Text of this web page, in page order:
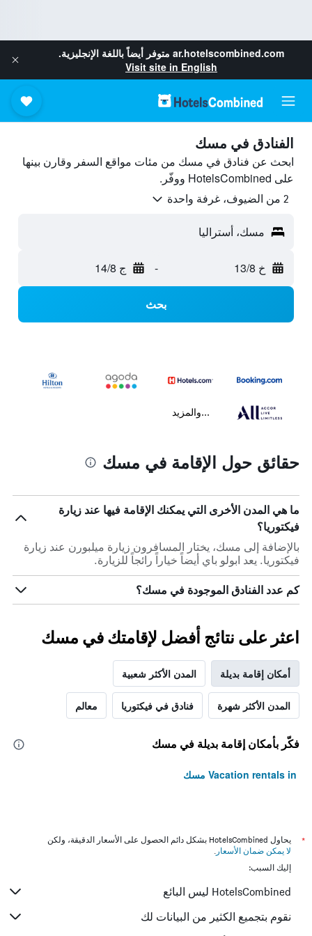
ar.hotelscombined.com متوفر أيضاً باللغة الإنجليزية.
Visit site in English
الفنادق في مسك
ابحث عن فنادق في مسك من مئات مواقع السفر وقارن بينها
على HotelsCombined ووفّر.
2 من الضيوف، غرفة واحدة
مسك، أستراليا
خ 13/8 - ج 14/8
بحث
...والمزيد
حقائق حول الإقامة في مسك
ما هي المدن الأخرى التي يمكنك الإقامة فيها عند زيارة
فيكتوريا؟
بالإضافة إلى مسك، يختار المسافرون زيارة ميلبورن عند زيارة
فيكتوريا. يعد ابولو باي أيضاً خياراً رائجاً للزيارة.
كم عدد الفنادق الموجودة في مسك؟
اعثر على نتائج أفضل لإقامتك في مسك
أمكان إقامة بديلة المدن الأكثر شعبية
المدن الأكثر شهرة فنادق في فيكتوريا معالم
فكّر بأمكان إقامة بديلة في مسك
Vacation rentals in مسك
*
يحاول HotelsCombined بشكل دائم الحصول على الأسعار الدقيقة، ولكن
لا يمكن ضمان الأسعار .
إليك السبب:
HotelsCombined ليس البائع
نقوم بتجميع الكثير من البيانات لك